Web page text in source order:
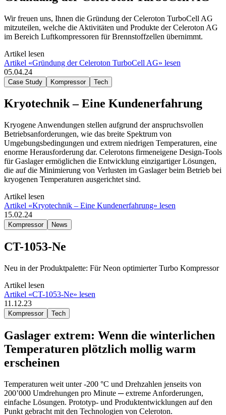
Wir freuen uns, Ihnen die Gründung der Celeroton TurboCell AG
mitzuteilen, welche die Aktivitäten und Produkte der Celeroton AG
im Bereich Luftkompressoren für Brennstoffzellen übernimmt.
Artikel lesen
Artikel «Gründung der Celeroton TurboCell AG» lesen
05.04.24
Case Study Kompressor Tech
Kryotechnik – Eine Kundenerfahrung
Kryogene Anwendungen stellen aufgrund der anspruchsvollen
Betriebsanforderungen, wie das breite Spektrum von
Umgebungsbedingungen und extrem niedrigen Temperaturen, eine
enorme Herausforderung dar. Celerotons firmeneigene Design-Tools
für Gaslager ermöglichen die Entwicklung einzigartiger Lösungen,
die auf die Minimierung von Verlusten im Gaslager beim Betrieb bei
kryogenen Temperaturen ausgerichtet sind.
Artikel lesen
Artikel «Kryotechnik – Eine Kundenerfahrung» lesen
15.02.24
Kompressor News
CT-1053-Ne
Neu in der Produktpalette: Für Neon optimierter Turbo Kompressor
Artikel lesen
Artikel «CT-1053-Ne» lesen
11.12.23
Kompressor Tech
Gaslager extrem: Wenn die winterlichen
Temperaturen plötzlich mollig warm
erscheinen
Temperaturen weit unter -200 °C und Drehzahlen jenseits von
200’000 Umdrehungen pro Minute ─ extreme Anforderungen,
einfache Lösungen. Prototyp- und Produktentwicklungen auf den
Punkt gebracht mit den Technologien von Celeroton.